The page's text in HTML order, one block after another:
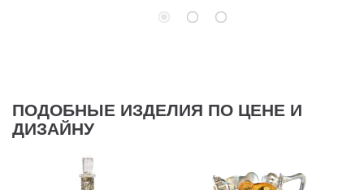
ПОДОБНЫЕ ИЗДЕЛИЯ ПО ЦЕНЕ И
ДИЗАЙНУ